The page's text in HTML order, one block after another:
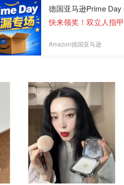
德国亚马逊Prime
快来领奖！双立人指
Amazon德国亚马逊